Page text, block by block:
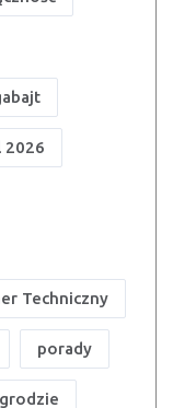
2026
Techniczny
porady